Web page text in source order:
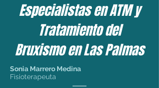
Especialistas en ATM y
Tratamiento del
Bruxismo en Las Palmas
Sonia Marrero Medina
Fisioterapeuta